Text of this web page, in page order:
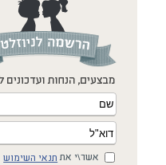
אשר\י את תנאי השימוש